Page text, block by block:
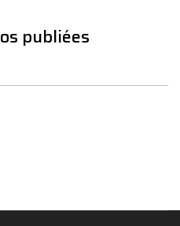
publiées